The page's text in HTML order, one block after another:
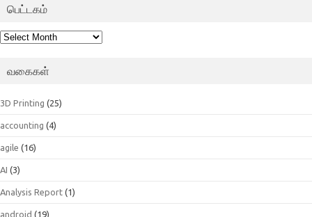
பெட்டகம்
பெட்டகம்
வகைகள்
3D Printing (25)
accounting (4)
agile (16)
AI (3)
Analysis Report (1)
android (19)